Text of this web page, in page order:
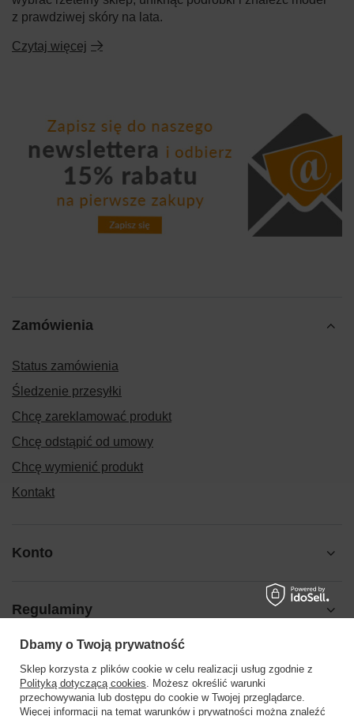
z prawdziwej skóry na lata.
Czytaj więcej
Zamówienia
Status zamówienia
Śledzenie przesyłki
Chcę zareklamować produkt
Chcę odstąpić od umowy
Chcę wymienić produkt
Kontakt
Konto
Regulaminy
Pomoc
Dbamy o Twoją prywatność
Sklep korzysta z plików cookie w celu realizacji usług zgodnie z
Polityką dotyczącą cookies. Możesz określić warunki
przechowywania lub dostępu do cookie w Twojej przeglądarce.
Więcej informacji na temat warunków i prywatności można znaleźć